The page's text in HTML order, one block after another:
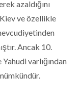
azaldığını
ve özellikle
Ancak 10.
varlığından